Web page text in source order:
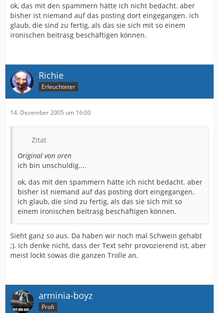
ok, das mit den spammern hätte ich nicht bedacht. aber
bisher ist niemand auf das posting dort eingegangen. ich
glaub, die sind zu fertig, als das sie sich mit so einem
ironischen beitrasg beschäftigen können.
Richie
Erleuchteter
14. Dezember 2005 um 16:00
Zitat
Original von oren
ich bin unschuldig....
ok, das mit den spammern hätte ich nicht bedacht. aber
bisher ist niemand auf das posting dort eingegangen.
ich glaub, die sind zu fertig, als das sie sich mit so
einem ironischen beitrasg beschäftigen können.
Sieht ganz so aus. Da haben wir noch mal Schwein gehabt
;). Ich denke nicht, dass der Text sehr provozierend ist, aber
meist lockt sowas die ganzen Trolle an.
arminia-boyz
Profi